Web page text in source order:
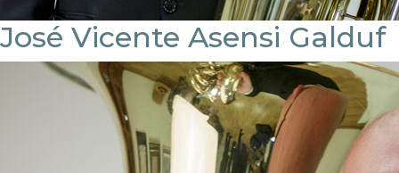
José Vicente Asensi Galduf